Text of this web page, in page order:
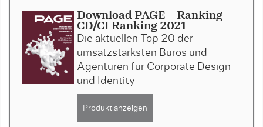
Download PAGE - Ranking -
CD/CI Ranking 2021
Die aktuellen Top 20 der
umsatzstärksten Büros und
Agenturen für Corporate Design
und Identity
Produkt anzeigen